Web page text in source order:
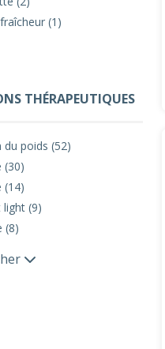
(1)
THÉRAPEUTIQUES
du poids (52)
(30)
(14)
light (9)
(8)